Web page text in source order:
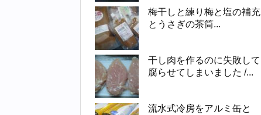
梅干しと練り梅と塩の補充
とうさぎの茶筒...
干し肉を作るのに失敗して
腐らせてしまいました /...
流水式冷房をアルミ缶と